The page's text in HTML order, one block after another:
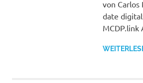
von Carlos
date